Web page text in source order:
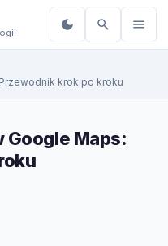
krok po kroku
Google Maps: